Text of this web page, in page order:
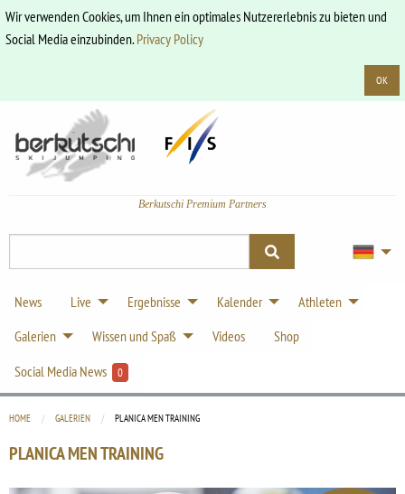
Wir verwenden Cookies, um Ihnen ein optimales Nutzererlebnis zu bieten und
Social Media einzubinden.Privacy Policy
OK
Berkutschi Premium Partners
News Live Ergebnisse Kalender
Athleten
Galerien
Wissen und Spaß Videos
Shop
Social Media News
0
HOME GALERIEN CURRENT:
PLANICA MEN TRAINING
PLANICA MEN TRAINING